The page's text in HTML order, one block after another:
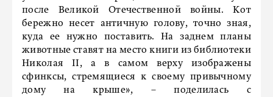
после Великой Отечественной войны. Кот
бережно несет античную голову, точно зная,
куда ее нужно поставить. На заднем планы
животные ставят на место книги из библиотеки
Николая II, а в самом верху изображены
сфинксы, стремящиеся к своему привычному
дому на крыше», – поделилась с